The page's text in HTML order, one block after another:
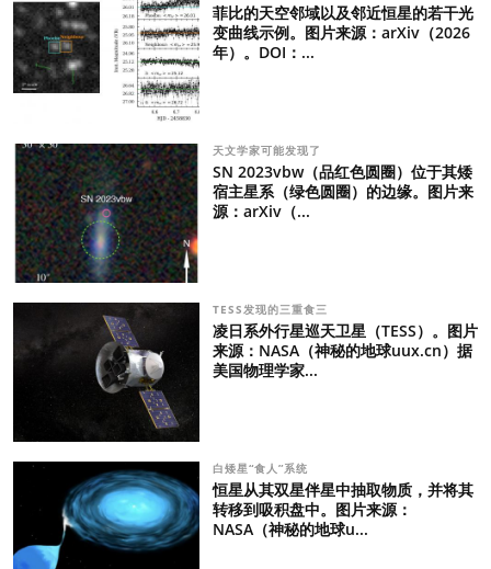
菲比的天空邻域以及邻近恒星的若干光
变曲线示例。图片来源：arXiv（2026
年）。DOI：...
天文学家可能发现了
SN 2023vbw（品红色圆圈）位于其矮
宿主星系（绿色圆圈）的边缘。图片来
源：arXiv（...
TESS发现的三重食三
凌日系外行星巡天卫星（TESS）。图片
来源：NASA（神秘的地球uux.cn）据
美国物理学家...
白矮星“食人”系统
恒星从其双星伴星中抽取物质，并将其
转移到吸积盘中。图片来源：
NASA（神秘的地球u...